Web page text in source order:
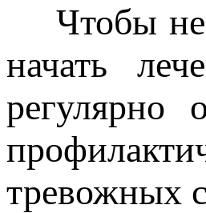
Чтобы не
начать
регулярно
тревожных